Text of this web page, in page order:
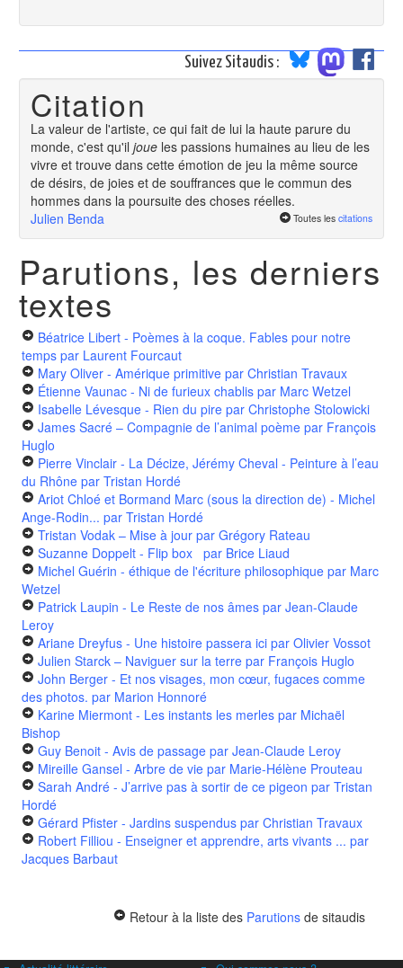
Suivez Sitaudis :
Citation
La valeur de l'artiste, ce qui fait de lui la haute parure du
monde, c'est qu'il joue les passions humaines au lieu de les
vivre et trouve dans cette émotion de jeu la même source
de désirs, de joies et de souffrances que le commun des
hommes dans la poursuite des choses réelles.
Julien Benda
Toutes les citations
Parutions, les derniers
textes
Béatrice Libert - Poèmes à la coque. Fables pour notre
temps par Laurent Fourcaut
Mary Oliver - Amérique primitive par Christian Travaux
Étienne Vaunac - Ni de furieux chablis par Marc Wetzel
Isabelle Lévesque - Rien du pire par Christophe Stolowicki
James Sacré – Compagnie de l’animal poème par François
Huglo
Pierre Vinclair - La Décize, Jérémy Cheval - Peinture à l’eau
du Rhône par Tristan Hordé
Ariot Chloé et Bormand Marc (sous la direction de) - Michel
Ange-Rodin... par Tristan Hordé
Tristan Vodak – Mise à jour par Grégory Rateau
Suzanne Doppelt - Flip box par Brice Liaud
Michel Guérin - éthique de l'écriture philosophique par Marc
Wetzel
Patrick Laupin - Le Reste de nos âmes par Jean-Claude
Leroy
Ariane Dreyfus - Une histoire passera ici par Olivier Vossot
Julien Starck – Naviguer sur la terre par François Huglo
John Berger - Et nos visages, mon cœur, fugaces comme
des photos. par Marion Honnoré
Karine Miermont - Les instants les merles par Michaël
Bishop
Guy Benoit - Avis de passage par Jean-Claude Leroy
Mireille Gansel - Arbre de vie par Marie-Hélène Prouteau
Sarah André - J’arrive pas à sortir de ce pigeon par Tristan
Hordé
Gérard Pfister - Jardins suspendus par Christian Travaux
Robert Filliou - Enseigner et apprendre, arts vivants ... par
Jacques Barbaut
Retour à la liste des Parutions de sitaudis